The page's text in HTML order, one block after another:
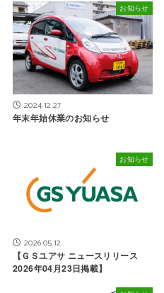
お知らせ
2024.12.27
年末年始休業のお知らせ
お知らせ
2026.05.12
【ＧＳユアサ ニュースリリース
2026年04月23日掲載】